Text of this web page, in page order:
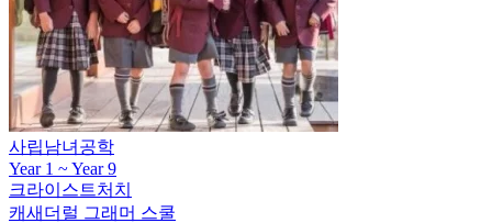
사립남녀공학